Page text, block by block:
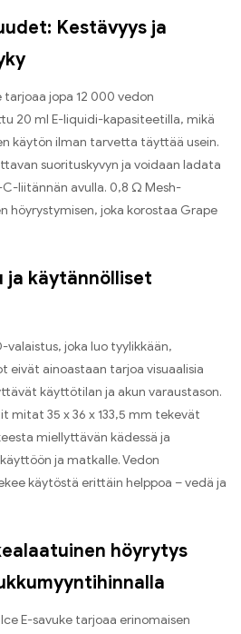
Kestävyys ja
tarjoaa jopa 12 000 vedon
20 ml E-liquidi-kapasiteetilla, mikä
käytön ilman tarvetta täyttää usein.
suorituskyvyn ja voidaan ladata
liitännän avulla. 0,8 Ω Mesh-
höyrystymisen, joka korostaa Grape
ja käytännölliset
valaistus, joka luo tyylikkään,
eivät ainoastaan tarjoa visuaalisia
käyttötilan ja akun varaustason.
mitat 35 x 36 x 133,5 mm tekevät
miellyttävän kädessä ja
ja matkalle. Vedon
käytöstä erittäin helppoa – vedä ja
höyrytys
E-savuke tarjoaa erinomaisen